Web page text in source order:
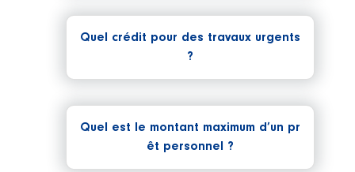
Quel crédit pour des travaux urgents
?
Quel est le montant maximum d’un pr
êt personnel ?